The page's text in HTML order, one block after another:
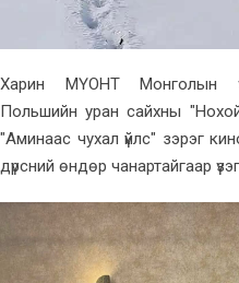
Харин МҮОНТ Монголын
Польшийн уран сайхны
"Аминаас чухал үйлс" зэрэг
дүрсний өндөр чанартайгаар